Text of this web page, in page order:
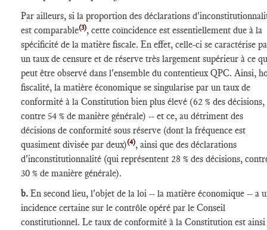
Par ailleurs, si la proportion des déclarations
est comparable(3), cette coïncidence est essentiellement due à la
spécificité de la matière fiscale. En effet, celle-ci se caractérise
un taux de censure et de réserve très largement supérieur à ce
peut être observé dans l'ensemble du contentieux QPC. Ainsi,
fiscalité, la matière économique se singularise par un taux de
conformité à la Constitution bien plus élevé (62 % des décisions,
contre 54 % de manière générale) -- et ce, au détriment des
décisions de conformité sous réserve (dont la fréquence est
quasiment divisée par deux)(4), ainsi que des déclarations
d'inconstitutionnalité (qui représentent 28 % des décisions,
30 % de manière générale).
b. En second lieu, l'objet de la loi -- la matière économique -- a
incidence certaine sur le contrôle opéré par le Conseil
constitutionnel. Le taux de conformité à la Constitution est ainsi